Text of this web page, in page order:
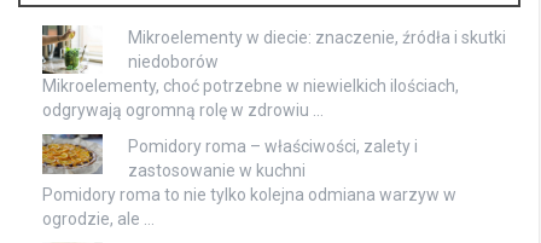
Mikroelementy w diecie: znaczenie, źródła i skutki
niedoborów
Mikroelementy, choć potrzebne w niewielkich ilościach,
odgrywają ogromną rolę w zdrowiu …
Pomidory roma – właściwości, zalety i
zastosowanie w kuchni
Pomidory roma to nie tylko kolejna odmiana warzyw w
ogrodzie, ale …